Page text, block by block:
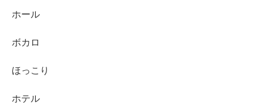
ホール
ボカロ
ほっこり
ホテル